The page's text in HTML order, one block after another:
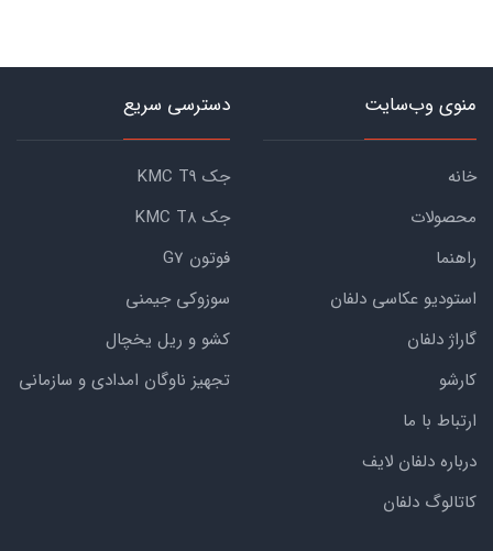
منوی وب‌سایت
خانه
محصولات
راهنما
استودیو عکاسی دلفان
گاراژ دلفان
کارشو
ارتباط با ما
درباره دلفان لایف
کاتالوگ دلفان
دسترسی سریع
جک KMC T9
جک KMC T8
فوتون G7
سوزوکی جیمنی
کشو و ریل یخچال
تجهیز ناوگان امدادی و سازمانی